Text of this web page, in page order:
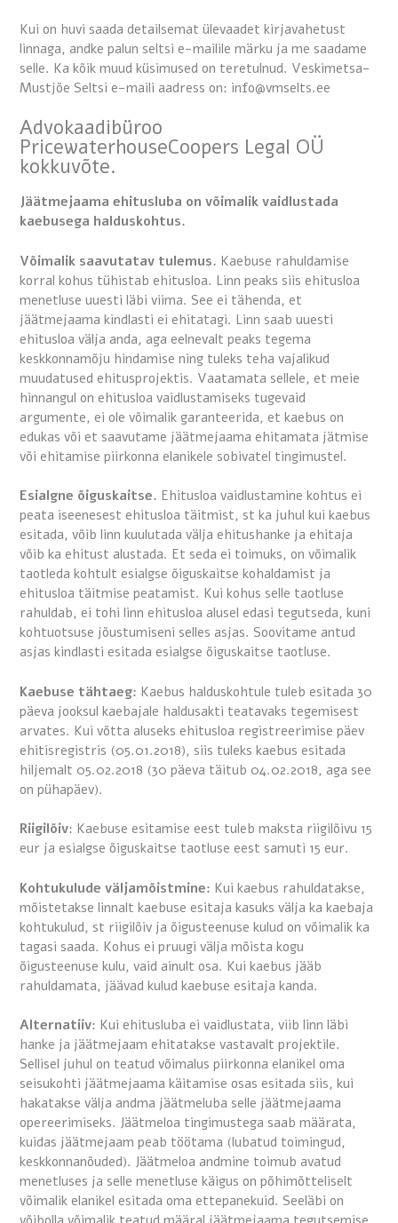
Kui on huvi saada detailsemat ülevaadet kirjavahetust
linnaga, andke palun seltsi e-mailile märku ja me saadame
selle. Ka kõik muud küsimused on teretulnud. Veskimetsa-
Mustjõe Seltsi e-maili aadress on: info@vmselts.ee
Advokaadibüroo
PricewaterhouseCoopers Legal OÜ
kokkuvõte.
Jäätmejaama ehitusluba on võimalik vaidlustada
kaebusega halduskohtus.
Võimalik saavutatav tulemus. Kaebuse rahuldamise
korral kohus tühistab ehitusloa. Linn peaks siis ehitusloa
menetluse uuesti läbi viima. See ei tähenda, et
jäätmejaama kindlasti ei ehitatagi. Linn saab uuesti
ehitusloa välja anda, aga eelnevalt peaks tegema
keskkonnamõju hindamise ning tuleks teha vajalikud
muudatused ehitusprojektis. Vaatamata sellele, et meie
hinnangul on ehitusloa vaidlustamiseks tugevaid
argumente, ei ole võimalik garanteerida, et kaebus on
edukas või et saavutame jäätmejaama ehitamata jätmise
või ehitamise piirkonna elanikele sobivatel tingimustel.
Esialgne õiguskaitse. Ehitusloa vaidlustamine kohtus ei
peata iseenesest ehitusloa täitmist, st ka juhul kui kaebus
esitada, võib linn kuulutada välja ehitushanke ja ehitaja
võib ka ehitust alustada. Et seda ei toimuks, on võimalik
taotleda kohtult esialgse õiguskaitse kohaldamist ja
ehitusloa täitmise peatamist. Kui kohus selle taotluse
rahuldab, ei tohi linn ehitusloa alusel edasi tegutseda, kuni
kohtuotsuse jõustumiseni selles asjas. Soovitame antud
asjas kindlasti esitada esialgse õiguskaitse taotluse.
Kaebuse tähtaeg: Kaebus halduskohtule tuleb esitada 30
päeva jooksul kaebajale haldusakti teatavaks tegemisest
arvates. Kui võtta aluseks ehitusloa registreerimise päev
ehitisregistris (05.01.2018), siis tuleks kaebus esitada
hiljemalt 05.02.2018 (30 päeva täitub 04.02.2018, aga see
on pühapäev).
Riigilõiv: Kaebuse esitamise eest tuleb maksta riigilõivu 15
eur ja esialgse õiguskaitse taotluse eest samuti 15 eur.
Kohtukulude väljamõistmine: Kui kaebus rahuldatakse,
mõistetakse linnalt kaebuse esitaja kasuks välja ka kaebaja
kohtukulud, st riigilõiv ja õigusteenuse kulud on võimalik ka
tagasi saada. Kohus ei pruugi välja mõista kogu
õigusteenuse kulu, vaid ainult osa. Kui kaebus jääb
rahuldamata, jäävad kulud kaebuse esitaja kanda.
Alternatiiv: Kui ehitusluba ei vaidlustata, viib linn läbi
hanke ja jäätmejaam ehitatakse vastavalt projektile.
Sellisel juhul on teatud võimalus piirkonna elanikel oma
seisukohti jäätmejaama käitamise osas esitada siis, kui
hakatakse välja andma jäätmeluba selle jäätmejaama
opereerimiseks. Jäätmeloa tingimustega saab määrata,
kuidas jäätmejaam peab töötama (lubatud toimingud,
keskkonnanõuded). Jäätmeloa andmine toimub avatud
menetluses ja selle menetluse käigus on põhimõtteliselt
võimalik elanikel esitada oma ettepanekuid. Seeläbi on